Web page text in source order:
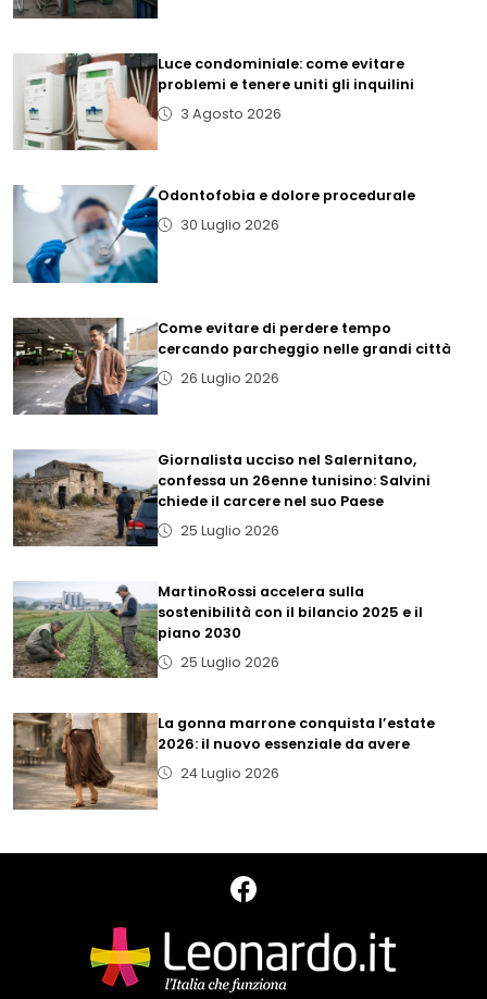
Luce condominiale: come evitare
problemi e tenere uniti gli inquilini
3 Agosto 2026
Odontofobia e dolore procedurale
30 Luglio 2026
Come evitare di perdere tempo
cercando parcheggio nelle grandi città
26 Luglio 2026
Giornalista ucciso nel Salernitano,
confessa un 26enne tunisino: Salvini
chiede il carcere nel suo Paese
25 Luglio 2026
MartinoRossi accelera sulla
sostenibilità con il bilancio 2025 e il
piano 2030
25 Luglio 2026
La gonna marrone conquista l’estate
2026: il nuovo essenziale da avere
24 Luglio 2026